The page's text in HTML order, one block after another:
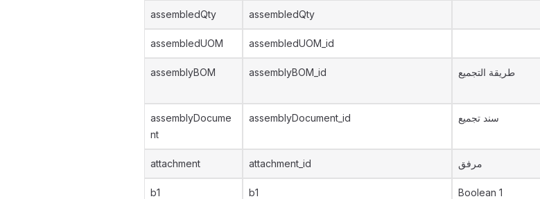
assembledQty assembledQty
assembledUOM assembledUOM_id
assemblyBOM assemblyBOM_id طريقة التجميع
assemblyDocume
nt
assemblyDocument_id سند تجميع
attachment attachment_id مرفق
b1 b1 Boolean 1